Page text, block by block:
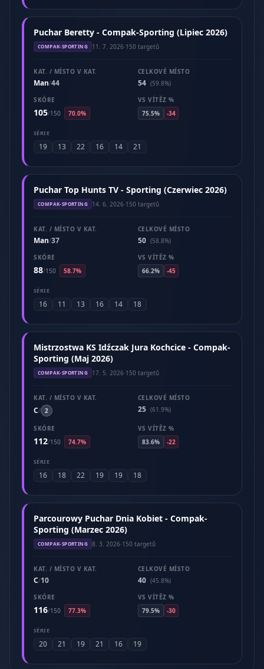
Puchar Beretty - Compak-Sporting (Lipiec 2026)
COMPAK-SPORTING 11. 7. 2026·150 targetů
KAT. / MÍSTO V KAT.
Man/44
CELKOVÉ MÍSTO
54 (59.8%)
SKÓRE
105/150 70.0%
VS VÍTĚZ %
75.5%
-34
SÉRIE
19 13 22 16 14 21
Puchar Top Hunts TV - Sporting (Czerwiec 2026)
COMPAK-SPORTING 14. 6. 2026·150 targetů
KAT. / MÍSTO V KAT.
Man/37
CELKOVÉ MÍSTO
50 (58.8%)
SKÓRE
88/150 58.7%
VS VÍTĚZ %
66.2%
-45
SÉRIE
16 11 13 16 14 18
Mistrzostwa KS Idźczak Jura Kochcice - Compak-
Sporting (Maj 2026)
COMPAK-SPORTING 17. 5. 2026·150 targetů
KAT. / MÍSTO V KAT.
C/ 2
CELKOVÉ MÍSTO
25 (61.9%)
SKÓRE
112/150 74.7%
VS VÍTĚZ %
83.6%
-22
SÉRIE
16 18 22 19 19 18
Parcourowy Puchar Dnia Kobiet - Compak-
Sporting (Marzec 2026)
COMPAK-SPORTING 8. 3. 2026·150 targetů
KAT. / MÍSTO V KAT.
C/10
CELKOVÉ MÍSTO
40 (45.8%)
SKÓRE
116/150 77.3%
VS VÍTĚZ %
79.5%
-30
SÉRIE
20 21 19 21 16 19